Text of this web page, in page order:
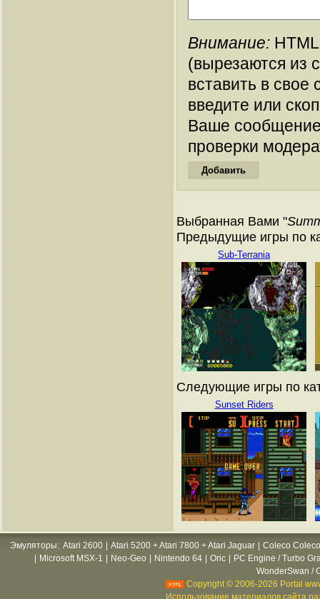
Внимание:
(вырезаются из
вставить в
введите или
Ваше
проверки
Выбранная Вами "
Предыдущие игры по
Sub-Terrania
Следующие игры по
Sunset Riders
Эмуляторы : Atari 2600 Atari 5200 + Atari 7800 + Atari Jaguar
Coleco
Microsoft MSX-1 Neo-Geo Nintendo 64 Oric
PC Engine / Turbo
WonderSwan /
Copyright © 2006-2026 Portal
Использование материалов сайта